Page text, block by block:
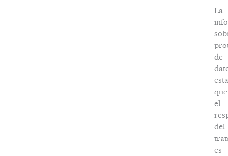
La
de
que
el
del
es